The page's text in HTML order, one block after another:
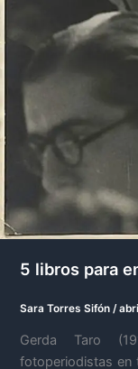
5 libros para
Sara Torres Sifón /
Gerda Taro
fotoperiodistas en